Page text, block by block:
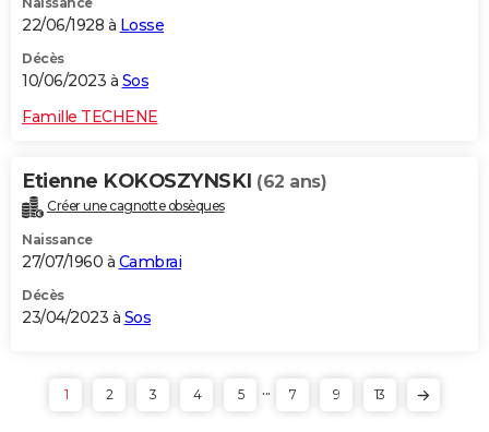
22/06/1928 à Losse
Décès
10/06/2023 à Sos
Famille TECHENE
Etienne KOKOSZYNSKI (62 ans)
Créer une cagnotte obsèques
Naissance
27/07/1960 à Cambrai
Décès
23/04/2023 à Sos
1 2 3 4 5 ... 7 9 13